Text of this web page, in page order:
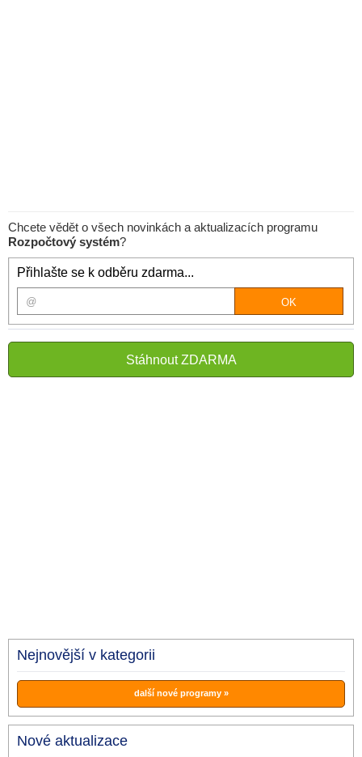
Chcete vědět o všech novinkách a aktualizacích programu
Rozpočtový systém?
Přihlašte se k odběru zdarma...
Stáhnout ZDARMA
Nejnovější v kategorii
další nové programy »
Nové aktualizace